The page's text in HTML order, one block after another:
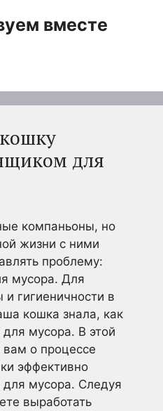
вместе
для
компаньоны, но
жизни с ними
проблему:
мусора. Для
гигиеничности в
кошка знала, как
мусора. В этой
о процессе
эффективно
мусора. Следуя
выработать